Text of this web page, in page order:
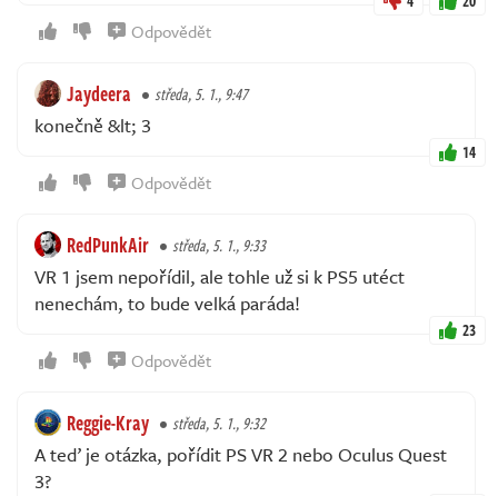
Odpovědět
Jaydeera středa, 5. 1., 9:47
konečně &lt; 3
14
Odpovědět
RedPunkAir středa, 5. 1., 9:33
VR 1 jsem nepořídil, ale tohle už si k PS5 utéct
nenechám, to bude velká paráda!
23
Odpovědět
Reggie-Kray středa, 5. 1., 9:32
A teď je otázka, pořídit PS VR 2 nebo Oculus Quest
3?